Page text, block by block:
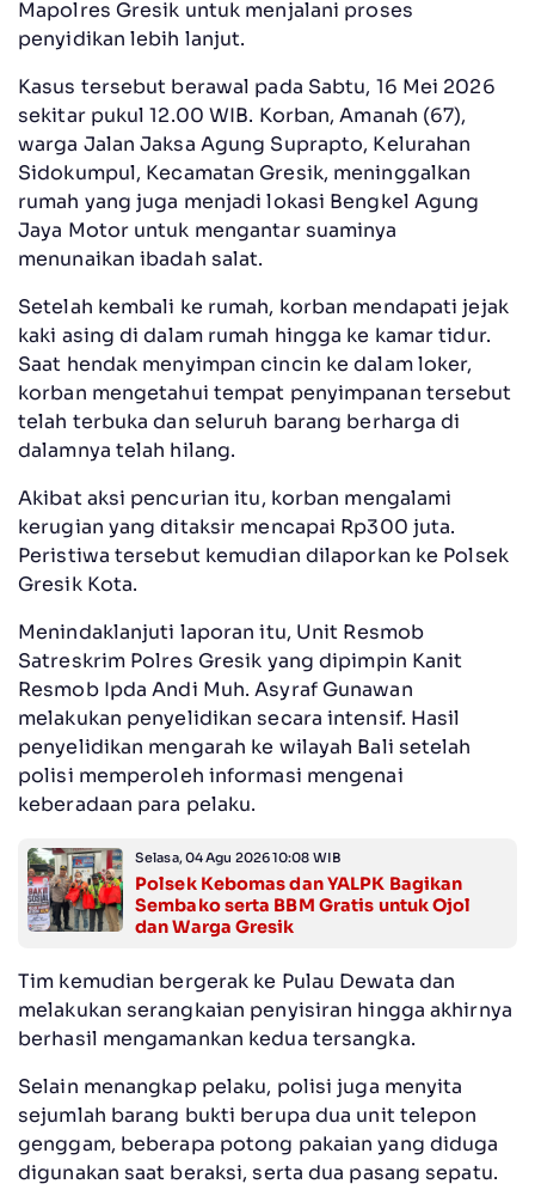
Mapolres Gresik untuk menjalani proses
penyidikan lebih lanjut.
Kasus tersebut berawal pada Sabtu, 16 Mei 2026
sekitar pukul 12.00 WIB. Korban, Amanah (67),
warga Jalan Jaksa Agung Suprapto, Kelurahan
Sidokumpul, Kecamatan Gresik, meninggalkan
rumah yang juga menjadi lokasi Bengkel Agung
Jaya Motor untuk mengantar suaminya
menunaikan ibadah salat.
Setelah kembali ke rumah, korban mendapati jejak
kaki asing di dalam rumah hingga ke kamar tidur.
Saat hendak menyimpan cincin ke dalam loker,
korban mengetahui tempat penyimpanan tersebut
telah terbuka dan seluruh barang berharga di
dalamnya telah hilang.
Akibat aksi pencurian itu, korban mengalami
kerugian yang ditaksir mencapai Rp300 juta.
Peristiwa tersebut kemudian dilaporkan ke Polsek
Gresik Kota.
Menindaklanjuti laporan itu, Unit Resmob
Satreskrim Polres Gresik yang dipimpin Kanit
Resmob Ipda Andi Muh. Asyraf Gunawan
melakukan penyelidikan secara intensif. Hasil
penyelidikan mengarah ke wilayah Bali setelah
polisi memperoleh informasi mengenai
keberadaan para pelaku.
Selasa, 04 Agu 2026 10:08 WIB
Polsek Kebomas dan YALPK Bagikan
Sembako serta BBM Gratis untuk Ojol
dan Warga Gresik
Tim kemudian bergerak ke Pulau Dewata dan
melakukan serangkaian penyisiran hingga akhirnya
berhasil mengamankan kedua tersangka.
Selain menangkap pelaku, polisi juga menyita
sejumlah barang bukti berupa dua unit telepon
genggam, beberapa potong pakaian yang diduga
digunakan saat beraksi, serta dua pasang sepatu.